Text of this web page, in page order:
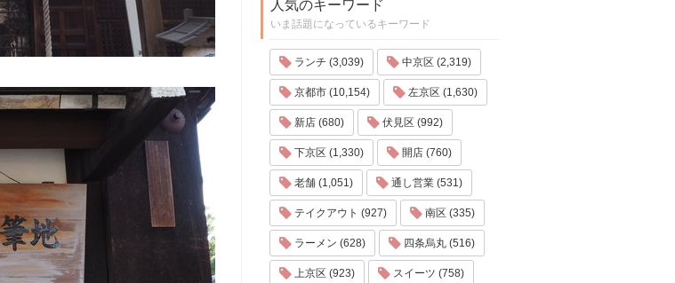
人気のキーワード
いま話題になっているキーワード
ランチ (3,039) 中京区 (2,319)
京都市 (10,154) 左京区 (1,630)
新店 (680) 伏見区 (992)
下京区 (1,330) 開店 (760)
老舗 (1,051) 通し営業 (531)
テイクアウト (927) 南区 (335)
ラーメン (628) 四条烏丸 (516)
上京区 (923) スイーツ (758)